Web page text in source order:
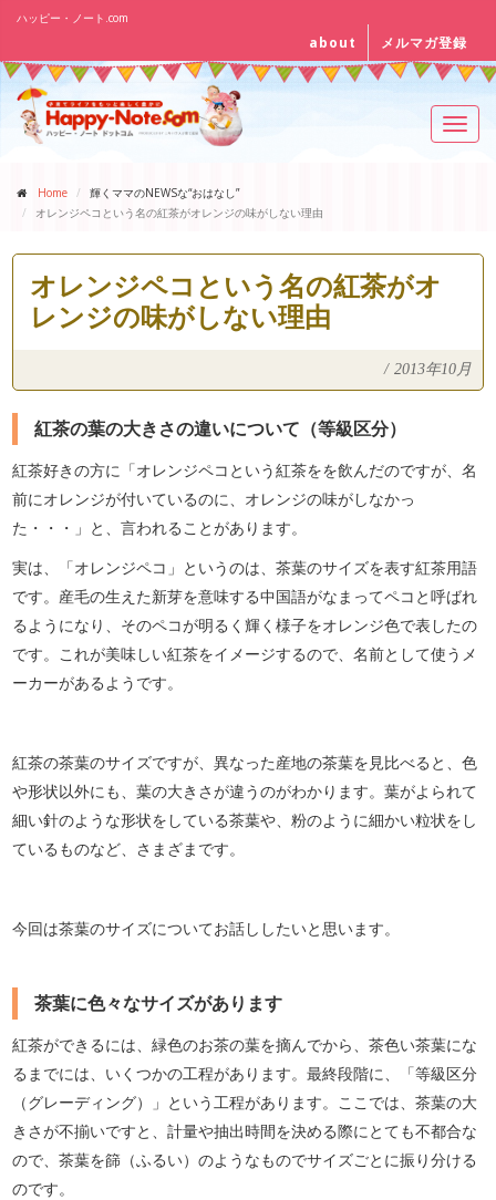
ハッピー・ノート.com
about メルマガ登録
Home
輝くママのNEWSな“おはなし”
オレンジペコという名の紅茶がオレンジの味がしない理由
オレンジペコという名の紅茶がオ
レンジの味がしない理由
/ 2013年10月
紅茶の葉の大きさの違いについて（等級区分）
紅茶好きの方に「オレンジペコという紅茶をを飲んだのですが、名
前にオレンジが付いているのに、オレンジの味がしなかっ
た・・・」と、言われることがあります。
実は、「オレンジペコ」というのは、茶葉のサイズを表す紅茶用語
です。産毛の生えた新芽を意味する中国語がなまってペコと呼ばれ
るようになり、そのペコが明るく輝く様子をオレンジ色で表したの
です。これが美味しい紅茶をイメージするので、名前として使うメ
ーカーがあるようです。
紅茶の茶葉のサイズですが、異なった産地の茶葉を見比べると、色
や形状以外にも、葉の大きさが違うのがわかります。葉がよられて
細い針のような形状をしている茶葉や、粉のように細かい粒状をし
ているものなど、さまざまです。
今回は茶葉のサイズについてお話ししたいと思います。
茶葉に色々なサイズがあります
紅茶ができるには、緑色のお茶の葉を摘んでから、茶色い茶葉にな
るまでには、いくつかの工程があります。最終段階に、「等級区分
（グレーディング）」という工程があります。ここでは、茶葉の大
きさが不揃いですと、計量や抽出時間を決める際にとても不都合な
ので、茶葉を篩（ふるい）のようなものでサイズごとに振り分ける
のです。